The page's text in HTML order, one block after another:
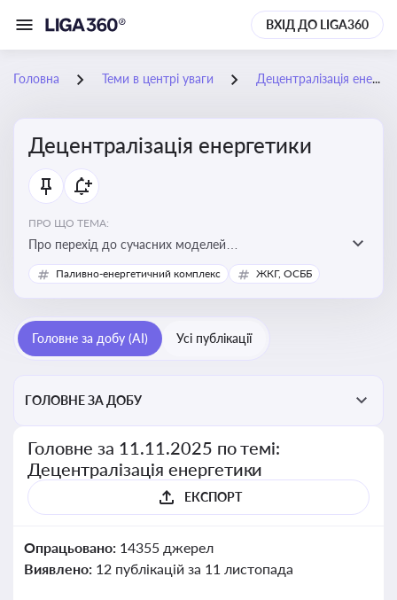
ВХІД ДО LIGA360
Головна Теми в центрі уваги Децентралізація енергетики
Децентралізація енергетики
ПРО ЩО ТЕМА:
Про перехід до сучасних моделей
енергозабезпечення, де виробництво електроенергії
здійснюється ближче до споживача. Це важливо для
втрат при транспортуванні енергії та стимулювання
розвитку відновлюваних джерел
Паливно-енергетичний комплекс ЖКГ, ОСББ
Головне за добу (AI) Усі публікації
ГОЛОВНЕ ЗА ДОБУ
Головне за 11.11.2025 по темі:
Децентралізація енергетики
ЕКСПОРТ
Опрацьовано: 14355 джерел
Виявлено: 12 публікацій за 11 листопада